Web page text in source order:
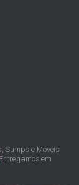
Sumps e Móveis
Entregamos em